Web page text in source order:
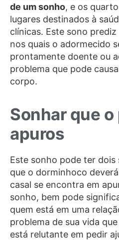
de um sonho, e os
lugares destinados à
clínicas. Este sono
nos quais o adormecido
prontamente doente ou
problema que pode
corpo.
Sonhar que
apuros
Este sonho pode ter
que o dorminhoco
casal se encontra em
sonho, bem pode
quem está em uma
problema de sua vida
está relutante em pedir